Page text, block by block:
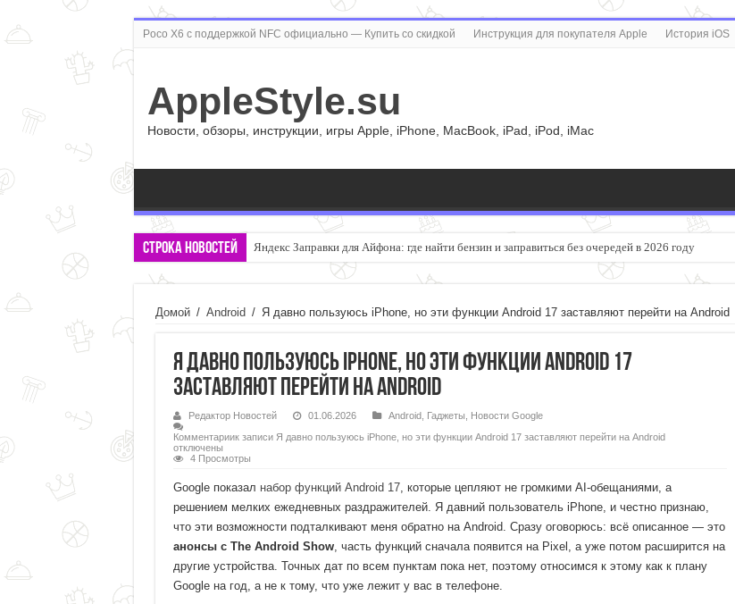
Poco X6 с поддержкой NFC официально — Купить со скидкой Инструкция для покупателя Apple История iOS
AppleStyle.su
Новости, обзоры, инструкции, игры Apple, iPhone, MacBook, iPad, iPod, iMac
Строка новостей Правда ли, что смартфон с большим экраном садится быстрее
Домой / Android / Я давно пользуюсь iPhone, но эти функции Android 17 заставляют перейти на Android
Я давно пользуюсь iPhone, но эти функции Android 17
заставляют перейти на Android
Редактор Новостей 01.06.2026 Android, Гаджеты
Новости Google
Комментариик записи Я давно пользуюсь iPhone, но эти функции Android 17 заставляют перейти на Android
отключены
4 Просмотры
Google показал набор функций Android 17, которые цепляют не громкими AI-обещаниями, а
решением мелких ежедневных раздражителей. Я давний пользователь iPhone, и честно признаю,
что эти возможности подталкивают меня обратно на Android. Сразу оговорюсь: всё описанное — это
анонсы с The Android Show, часть функций сначала появится на Pixel, а уже потом расширится на
другие устройства. Точных дат по всем пунктам пока нет, поэтому относимся к этому как к плану
Google на год, а не к тому, что уже лежит у вас в телефоне.